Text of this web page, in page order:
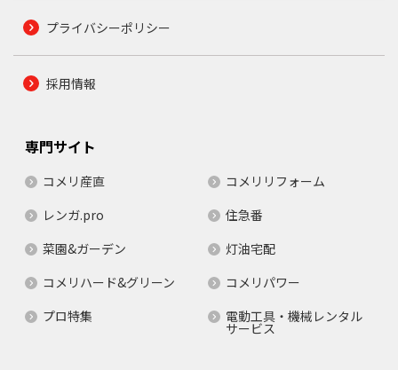
プライバシーポリシー
採用情報
専門サイト
コメリ産直
コメリリフォーム
レンガ.pro
住急番
菜園&ガーデン
灯油宅配
コメリハード&グリーン
コメリパワー
プロ特集
電動工具・機械レンタル
サービス